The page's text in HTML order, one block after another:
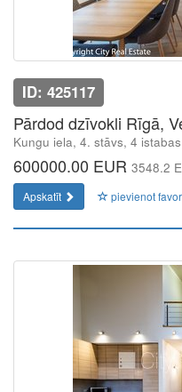
ID: 425117
Pārdod dzīvokli Rīgā,
Kungu iela, 4. stāvs, 4
600000.00 EUR 3548.2
Apskatīt pievienot